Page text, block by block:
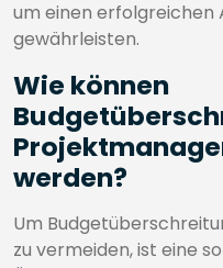
um einen erfolgreichen
gewährleisten.
Wie können
werden?
Um
zu vermeiden, ist eine